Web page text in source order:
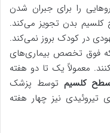
را برای جبران شدن
بدن تجویز می‌کند.
در کودک بروز نمی‌کند.
فوق تخصص بیماری‌های
معمولاً یک تا دو هفته
سطح کلسیم توسط پزشک
نیز چهار هفته